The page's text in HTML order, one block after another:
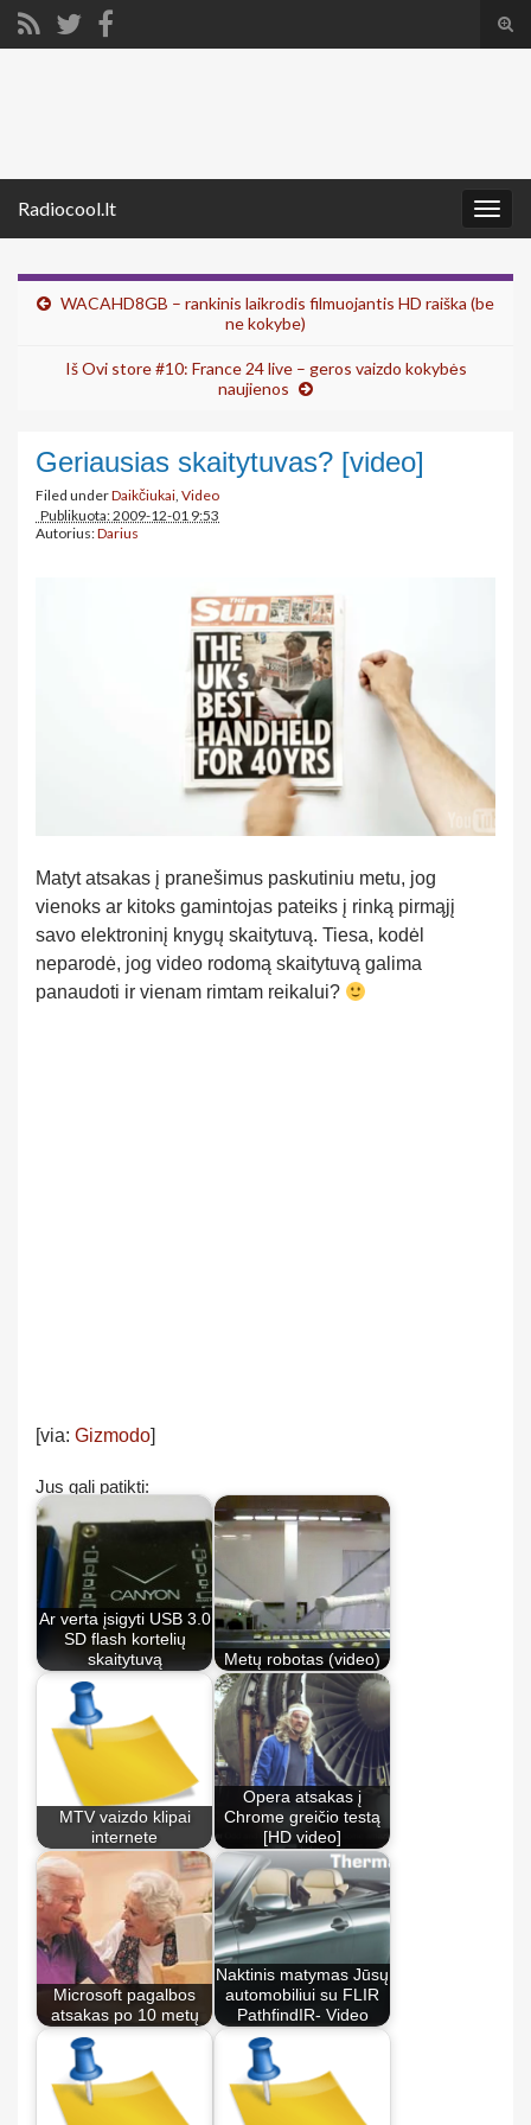
Radiocool.lt
WACAHD8GB – rankinis laikrodis filmuojantis HD raiška (be
ne kokybe)
Iš Ovi store #10: France 24 live – geros vaizdo kokybės
naujienos
Geriausias skaitytuvas? [video]
Filed underDaikčiukai, Video
Publikuota: 2009-12-01 9:53
Autorius:Darius
Matyt atsakas į pranešimus paskutiniu metu, jog
vienoks ar kitoks gamintojas pateiks į rinką pirmąjį
savo elektroninį knygų skaitytuvą. Tiesa, kodėl
neparodė, jog video rodomą skaitytuvą galima
panaudoti ir vienam rimtam reikalui?
[via: Gizmodo]
Jus gali patikti:
Ar verta įsigyti USB 3.0
SD flash kortelių
skaitytuvą
Metų robotas (video)
MTV vaizdo klipai
internete
Opera atsakas į
Chrome greičio testą
[HD video]
Microsoft pagalbos
atsakas po 10 metų
Naktinis matymas Jūsų
automobiliui su FLIR
PathfindIR- Video